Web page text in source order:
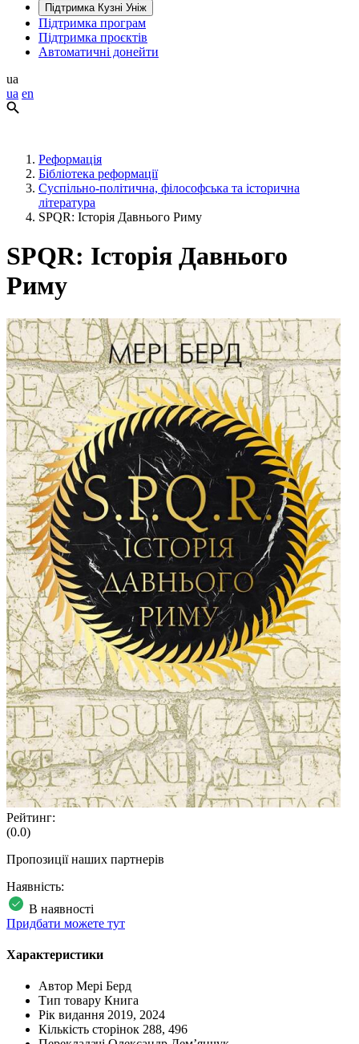
Підтримка Кузні Уніж
Підтримка програм
Підтримка проєктів
Автоматичні донейти
ua
ua en
Реформація
Бібліотека реформації
Суспільно-політична, філософська та історична
література
SPQR: Історія Давнього Риму
SPQR: Історія Давнього
Риму
Рейтинг:
(0.0)
Пропозиції наших партнерів
Наявність:
В наявності
Придбати можете тут
Характеристики
Автор Мері Берд
Тип товару Книга
Рік видання 2019, 2024
Кількість сторінок 288, 496